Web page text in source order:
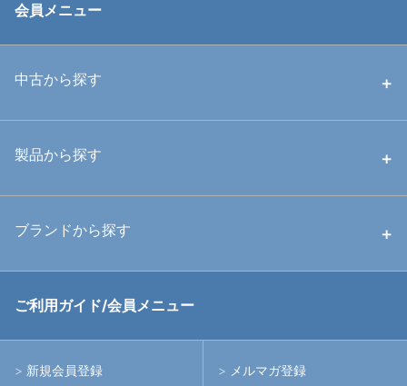
会員メニュー
中古から探す
中古ハウジング
中古アームシステム
製品から探す
ハウジング
ライト
ブランドから探す
RGBlue
イノン
ご利用ガイド/会員メニュー
新規会員登録 メルマガ登録